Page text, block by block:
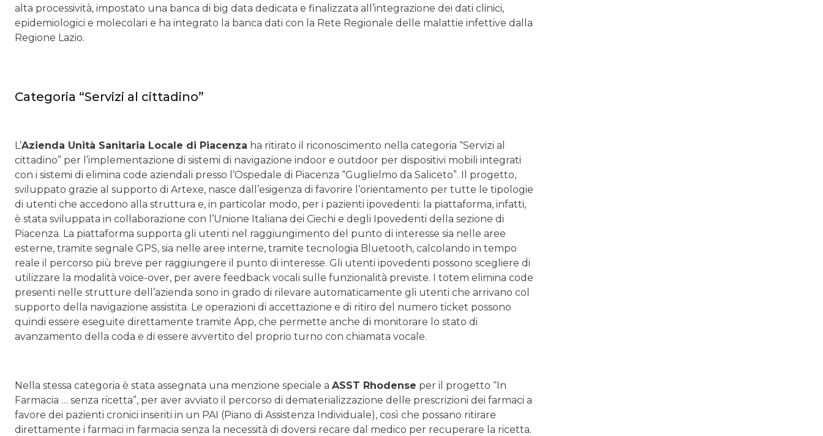
alta processività, impostato una banca di big data dedicata e finalizzata all’integrazione dei dati clinici,
epidemiologici e molecolari e ha integrato la banca dati con la Rete Regionale delle malattie infettive dalla
Regione Lazio.
Categoria “Servizi al cittadino”
L’Azienda Unità Sanitaria Locale di Piacenza ha ritirato il riconoscimento nella categoria “Servizi al
cittadino” per l’implementazione di sistemi di navigazione indoor e outdoor per dispositivi mobili integrati
con i sistemi di elimina code aziendali presso l’Ospedale di Piacenza “Guglielmo da Saliceto”. Il progetto,
sviluppato grazie al supporto di Artexe, nasce dall’esigenza di favorire l’orientamento per tutte le tipologie
di utenti che accedono alla struttura e, in particolar modo, per i pazienti ipovedenti: la piattaforma, infatti,
è stata sviluppata in collaborazione con l’Unione Italiana dei Ciechi e degli Ipovedenti della sezione di
Piacenza. La piattaforma supporta gli utenti nel raggiungimento del punto di interesse sia nelle aree
esterne, tramite segnale GPS, sia nelle aree interne, tramite tecnologia Bluetooth, calcolando in tempo
reale il percorso più breve per raggiungere il punto di interesse. Gli utenti ipovedenti possono scegliere di
utilizzare la modalità voice-over, per avere feedback vocali sulle funzionalità previste. I totem elimina code
presenti nelle strutture dell’azienda sono in grado di rilevare automaticamente gli utenti che arrivano col
supporto della navigazione assistita. Le operazioni di accettazione e di ritiro del numero ticket possono
quindi essere eseguite direttamente tramite App, che permette anche di monitorare lo stato di
avanzamento della coda e di essere avvertito del proprio turno con chiamata vocale.
Nella stessa categoria è stata assegnata una menzione speciale a ASST Rhodense per il progetto “In
Farmacia … senza ricetta”, per aver avviato il percorso di dematerializzazione delle prescrizioni dei farmaci a
favore dei pazienti cronici inseriti in un PAI (Piano di Assistenza Individuale), così che possano ritirare
direttamente i farmaci in farmacia senza la necessità di doversi recare dal medico per recuperare la ricetta.